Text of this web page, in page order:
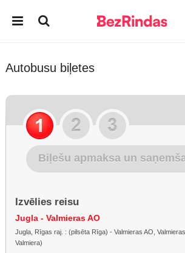
Autobusu biļetes
Biļešu apmaksa un
Izvēlies reisu
Jugla - Valmieras AO
Jugla, Rīgas raj. : (pilsēta Rīga) - Valmieras AO,
Valmiera)